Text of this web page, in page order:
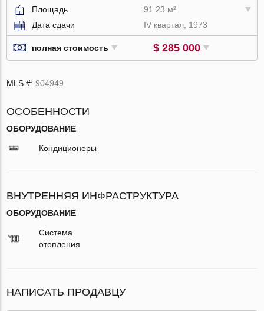
Площадь
91.23 м²
Дата сдачи
IV квартал, 1973
полная стоимость $ 285 000
MLS #:904949
ОСОБЕННОСТИ
ОБОРУДОВАНИЕ
Кондиционеры
ВНУТРЕННЯЯ ИНФРАСТРУКТУРА
ОБОРУДОВАНИЕ
Система
отопления
НАПИСАТЬ ПРОДАВЦУ